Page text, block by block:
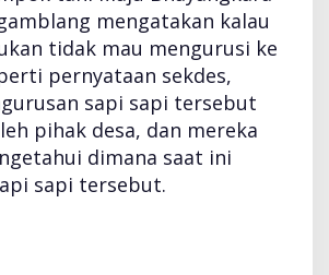
mengatakan kalau
tidak mau mengurusi ke
pernyataan sekdes,
sapi sapi tersebut
pihak desa, dan mereka
dimana saat ini
sapi tersebut.